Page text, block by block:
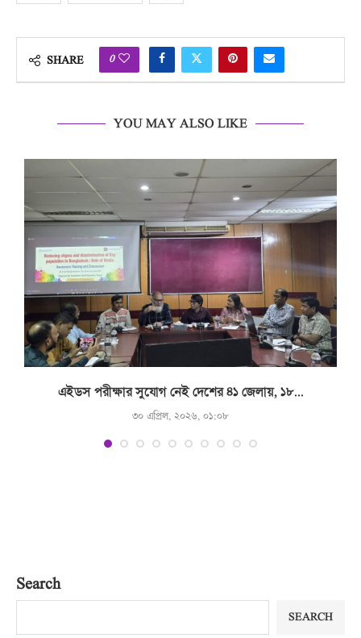
SHARE 0
YOU MAY ALSO LIKE
এইডস পরীক্ষার সুযোগ নেই দেশের ৪১ জেলায়, ১৮...
৩০ এপ্রিল, ২০২৬, ০১:০৮
Search
SEARCH